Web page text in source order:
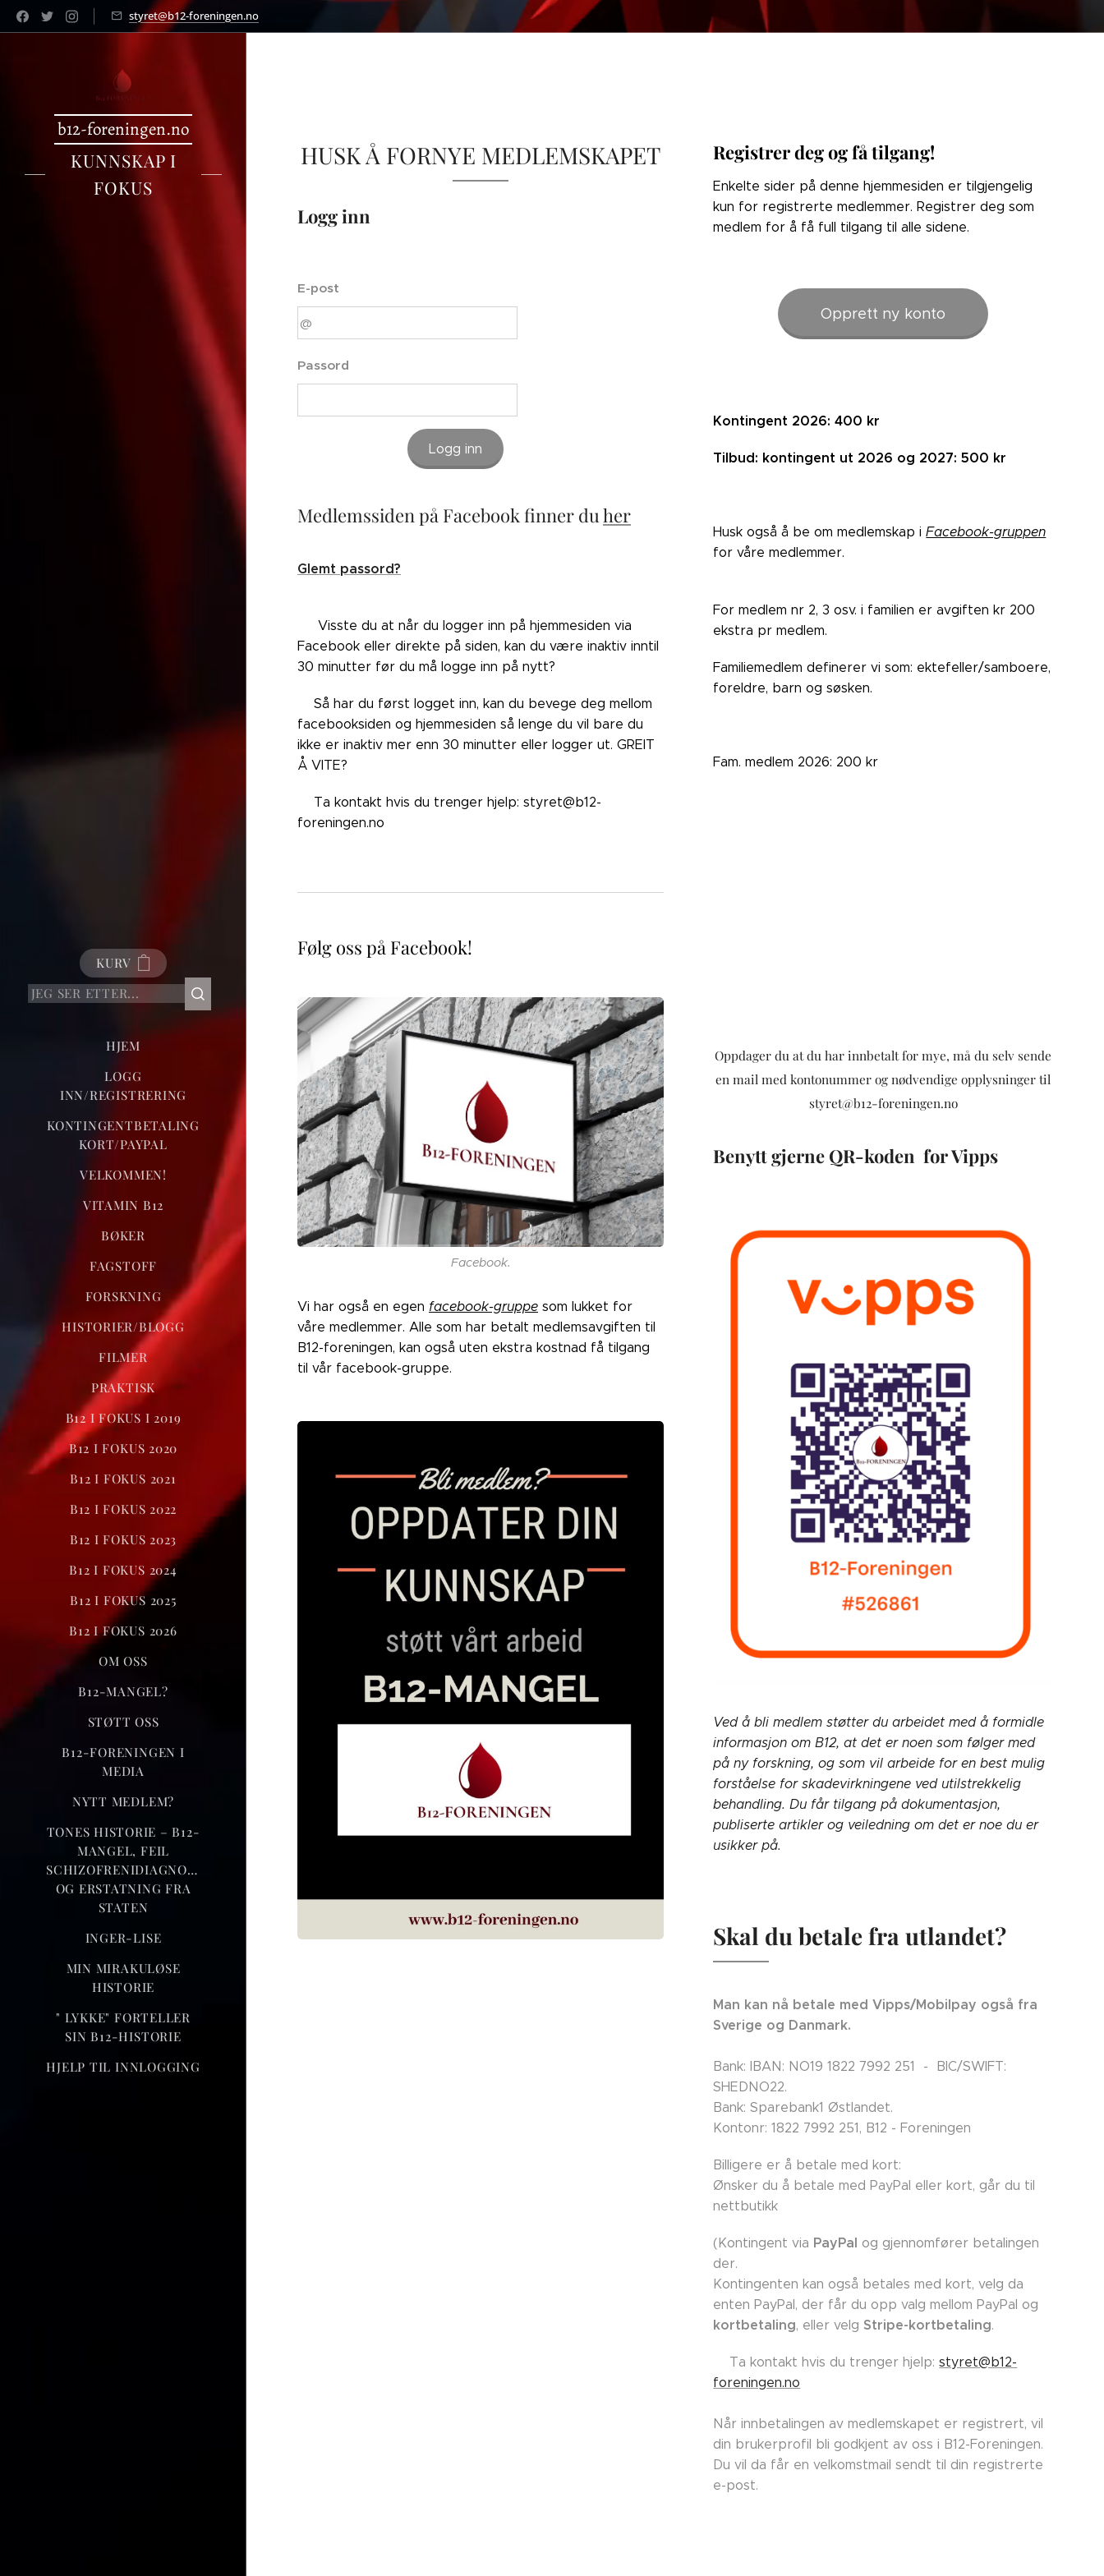
styret@b12-foreningen.no
b12-foreningen.no
KUNNSKAP I
FOKUS
KURV
HJEM
LOGG
INN/REGISTRERING
KONTINGENTBETALING
KORT/PAYPAL
VELKOMMEN!
VITAMIN B12
BØKER
FAGSTOFF
FORSKNING
HISTORIER/BLOGG
FILMER
PRAKTISK
B12 I FOKUS I 2019
B12 I FOKUS 2020
B12 I FOKUS 2021
B12 I FOKUS 2022
B12 I FOKUS 2023
B12 I FOKUS 2024
B12 I FOKUS 2025
B12 I FOKUS 2026
OM OSS
B12-MANGEL?
STØTT OSS
B12-FORENINGEN I
MEDIA
NYTT MEDLEM?
TONES HISTORIE – B12-
MANGEL, FEIL
SCHIZOFRENIDIAGNOSE
OG ERSTATNING FRA
STATEN
INGER-LISE
MIN MIRAKULØSE
HISTORIE
" LYKKE" FORTELLER
SIN B12-HISTORIE
HJELP TIL INNLOGGING
HUSK Å FORNYE MEDLEMSKAPET
Logg inn
E-post
Passord
Logg inn
Medlemssiden på Facebook finner duher
Glemt passord?
👉🏼Visste du at når du logger inn på hjemmesiden via
Facebook eller direkte på siden, kan du være inaktiv inntil
30 minutter før du må logge inn på nytt?
👉🏼Så har du først logget inn, kan du bevege deg mellom
facebooksiden og hjemmesiden så lenge du vil bare du
ikke er inaktiv mer enn 30 minutter eller logger ut. GREIT
Å VITE?
👉🏼Ta kontakt hvis du trenger hjelp: styret@b12-
foreningen.no
Følg oss på Facebook!
Facebook.
Vi har også en egen facebook-gruppe som lukket for
våre medlemmer. Alle som har betalt medlemsavgiften til
B12-foreningen, kan også uten ekstra kostnad få tilgang
til vår facebook-gruppe.
Registrer deg og få tilgang!
Enkelte sider på denne hjemmesiden er tilgjengelig
kun for registrerte medlemmer. Registrer deg som
medlem for å få full tilgang til alle sidene.
Opprett ny konto
Kontingent 2026: 400 kr
Tilbud: kontingent ut 2026 og 2027: 500 kr
Husk også å be om medlemskap iFacebook-gruppen
for våre medlemmer.
For medlem nr 2, 3 osv. i familien er avgiften kr 200
ekstra pr medlem.
Familiemedlem definerer vi som: ektefeller/samboere,
foreldre, barn og søsken.
Fam. medlem 2026: 200 kr
Oppdager du at du har innbetalt for mye, må du selv sende
en mail med kontonummer og nødvendige opplysninger til
styret@b12-foreningen.no
Benytt gjerne QR-koden for Vipps
Ved å bli medlem støtter du arbeidet med å formidle
informasjon om B12, at det er noen som følger med
på ny forskning, og som vil arbeide for en best mulig
forståelse for skadevirkningene ved utilstrekkelig
behandling. Du får tilgang på dokumentasjon,
publiserte artikler og veiledning om det er noe du er
usikker på.
Skal du betale fra utlandet?
Man kan nå betale med Vipps/Mobilpay også fra
Sverige og Danmark.
Bank: IBAN: NO19 1822 7992 251 - BIC/SWIFT:
SHEDNO22.
Bank: Sparebank1 Østlandet.
Kontonr: 1822 7992 251, B12 - Foreningen
Billigere er å betale med kort:
Ønsker du å betale med PayPal eller kort, går du til
nettbutikk
(Kontingent via PayPal og gjennomfører betalingen
der.
Kontingenten kan også betales med kort, velg da
enten PayPal, der får du opp valg mellom PayPal og
kortbetaling, eller velg Stripe-kortbetaling.
👉🏼Ta kontakt hvis du trenger hjelp:styret@b12-
foreningen.no
Når innbetalingen av medlemskapet er registrert, vil
din brukerprofil bli godkjent av oss i B12-Foreningen.
Du vil da får en velkomstmail sendt til din registrerte
e-post.